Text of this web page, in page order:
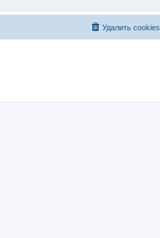
Удалить cookies